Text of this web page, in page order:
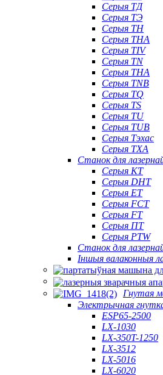
Серыя ТД
Серыя ТЭ
Серыя TH
Серыя THA
Серыя TIV
Серыя TN
Серыя ТНА
Серыя TNB
Серыя TQ
Серыя TS
Серыя TU
Серыя TUB
Серыя Тэхас
Серыя TXA
Станок для
Серыя КТ
Серыя DHT
Серыя ET
Серыя FCT
Серыя FT
Серыя ПТ
Серыя PTW
Станок для
Іншыя валаконныя
Гнутая
Электрычная
ESP65-2500
LX-1030
LX-350T-1250
LX-3512
LX-5016
LX-6020